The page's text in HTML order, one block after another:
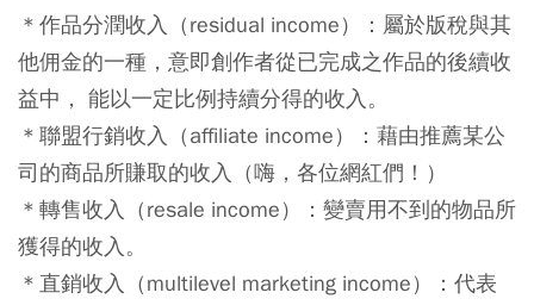
＊作品分潤收入（residual income）：屬於版稅與其
他佣金的一種，意即創作者從已完成之作品的後續收
益中， 能以一定比例持續分得的收入。
＊聯盟行銷收入（affiliate income）：藉由推薦某公
司的商品所賺取的收入（嗨，各位網紅們！）
＊轉售收入（resale income）：變賣用不到的物品所
獲得的收入。
＊直銷收入（multilevel marketing income）：代表